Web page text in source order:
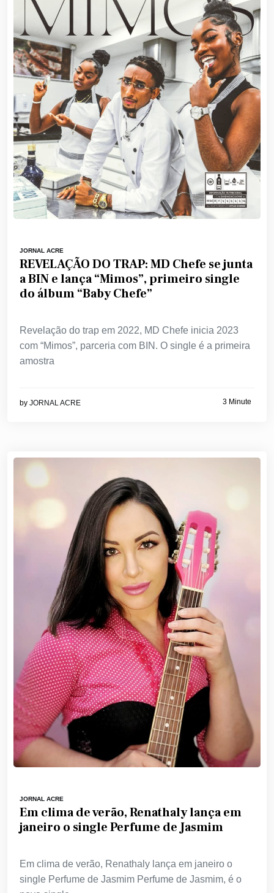
JORNAL ACRE
REVELAÇÃO DO TRAP: MD Chefe se junta
a BIN e lança “Mimos”, primeiro single
do álbum “Baby Chefe”
Revelação do trap em 2022, MD Chefe inicia 2023
com “Mimos”, parceria com BIN. O single é a primeira
amostra
by JORNAL ACRE 3 Minute
JORNAL ACRE
Em clima de verão, Renathaly lança em
janeiro o single Perfume de Jasmim
Em clima de verão, Renathaly lança em janeiro o
single Perfume de Jasmim Perfume de Jasmim, é o